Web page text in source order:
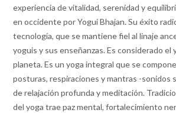
experiencia de vitalidad, serenidad y
en occidente por Yogui Bhajan. Su éxito
tecnología, que se mantiene fiel al linaje
yoguis y sus enseñanzas. Es considerado el
planeta. Es un yoga integral que se
posturas, respiraciones y mantras -sonidos
de relajación profunda y meditación.
del yoga trae paz mental, fortalecimiento